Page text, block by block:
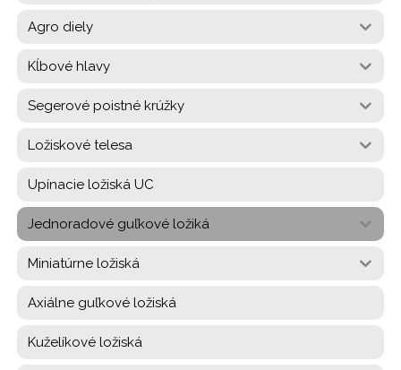
Agro diely
Kĺbové hlavy
Segerové poistné krúžky
Ložiskové telesa
Upínacie ložiská UC
Jednoradové guľkové ložiká
Miniatúrne ložiská
Axiálne guľkové ložiská
Kuželíkové ložiská